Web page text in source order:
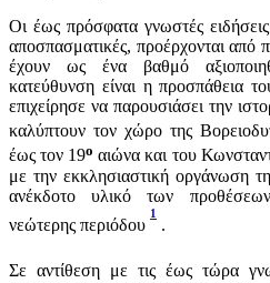
Οι έως πρόσφατα γνωστές
αποσπασματικές, προέρχονται από
έχουν ως ένα βαθμό
κατεύθυνση είναι η προσπάθεια
επιχείρησε να παρουσιάσει την
καλύπτουν τον χώρο της
έως τον 19ο αιώνα και του
με την εκκλησιαστική οργάνωση
ανέκδοτο υλικό των
νεώτερης περιόδου
1
.
Σε αντίθεση με τις έως τώρα